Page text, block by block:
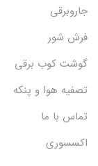
جاروبرقی
فرش شور
گوشت کوب برقی
تصفیه هوا و پنکه
تماس با ما
اکسسوری